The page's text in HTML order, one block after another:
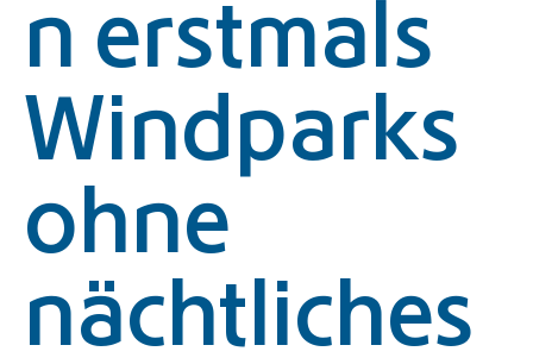
n erstmals
Windparks
ohne
nächtliches